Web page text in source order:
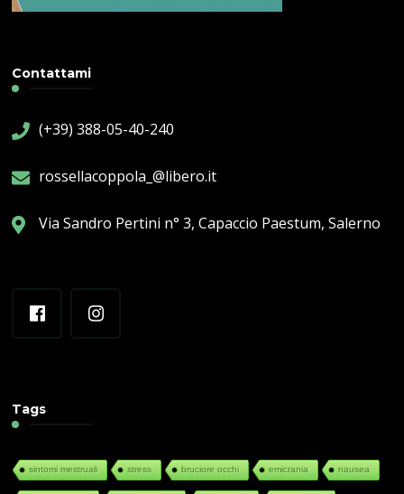
Contattami
(+39) 388-05-40-240
rossellacoppola_@libero.it
Via Sandro Pertini n° 3, Capaccio Paestum, Salerno
Tags
sintomi mestruali stress bruciore occhi emicrania nausea